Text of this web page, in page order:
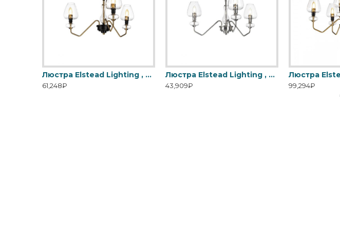
Люстра Elstead Lighting , Арт. DL-ARMAND3-AB
61,248₽
Люстра Elstead Lighting , Арт. DL-ARMAND3-PN
43,909₽ 99,294₽